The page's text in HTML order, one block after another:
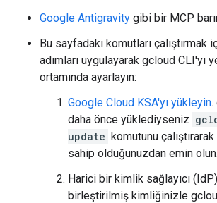
Google Antigravity gibi bir MCP
Bu sayfadaki komutları çalıştırmak
adımları uygulayarak gcloud CLI'yı
ortamında ayarlayın:
Google Cloud KSA'yı yükleyin.
daha önce yüklediyseniz
update komutunu
sahip olduğunuzdan emin olun.
Harici bir kimlik sağlayıcı
birleştirilmiş kimliğinizle